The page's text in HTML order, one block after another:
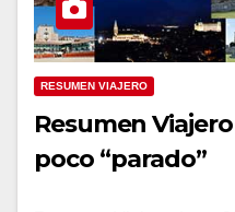
RESUMEN VIAJERO
Resumen
poco “parado”